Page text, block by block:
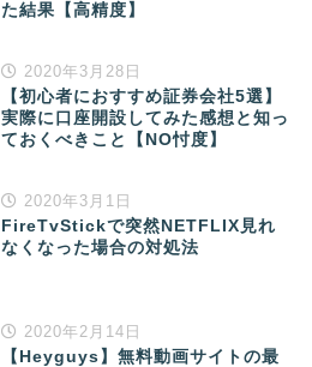
た結果【高精度】
2020年3月28日
【初心者におすすめ証券会社5選】
実際に口座開設してみた感想と知っ
ておくべきこと【NO忖度】
2020年3月1日
FireTvStickで突然NETFLIX見れ
なくなった場合の対処法
2020年2月14日
【Heyguys】無料動画サイトの最